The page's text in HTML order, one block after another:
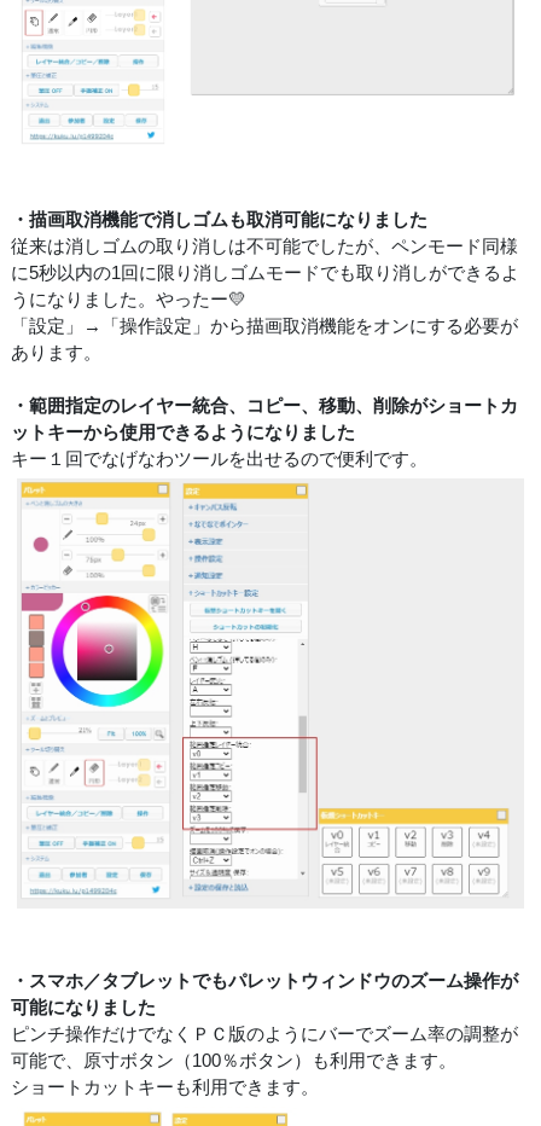
・描画取消機能で消しゴムも取消可能になりました
従来は消しゴムの取り消しは不可能でしたが、ペンモード同様
に5秒以内の1回に限り消しゴムモードでも取り消しができるよ
うになりました。やったー💛
「設定」→「操作設定」から描画取消機能をオンにする必要が
あります。
・範囲指定のレイヤー統合、コピー、移動、削除がショートカ
ットキーから使用できるようになりました
キー１回でなげなわツールを出せるので便利です。
・スマホ／タブレットでもパレットウィンドウのズーム操作が
可能になりました
ピンチ操作だけでなくＰＣ版のようにバーでズーム率の調整が
可能で、原寸ボタン（100％ボタン）も利用できます。
ショートカットキーも利用できます。